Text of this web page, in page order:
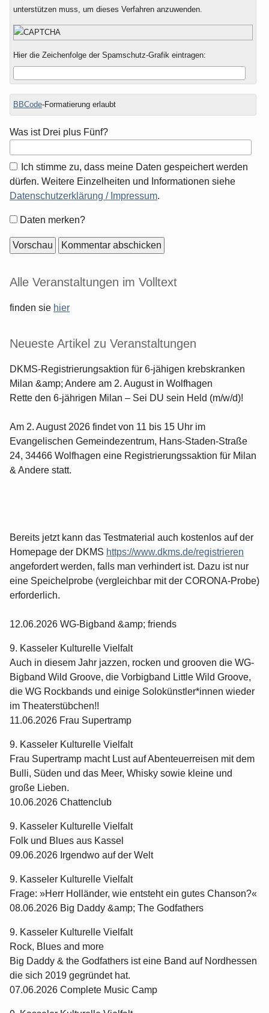
unterstützen muss, um dieses Verfahren anzuwenden.
Hier die Zeichenfolge der Spamschutz-Grafik eintragen:
BBCode-Formatierung erlaubt
Was ist Drei plus Fünf?
Ich stimme zu, dass meine Daten gespeichert werden
dürfen. Weitere Einzelheiten und Informationen siehe
Datenschutzerklärung / Impressum.
Formular-
Daten merken?
Seitenleiste
Alle Veranstaltungen im Volltext
finden sie hier
Neueste Artikel zu Veranstaltungen
DKMS-Registrierungsaktion für 6-jähigen krebskranken
Milan &amp; Andere am 2. August in Wolfhagen
Rette den 6-jährigen Milan – Sei DU sein Held (m/w/d)!
Am 2. August 2026 findet von 11 bis 15 Uhr im
Evangelischen Gemeindezentrum, Hans-Staden-Straße
24, 34466 Wolfhagen eine Registrierungssaktion für Milan
& Andere statt.
Bereits jetzt kann das Testmaterial auch kostenlos auf der
Homepage der DKMS https://www.dkms.de/registrieren
angefordert werden, falls man verhindert ist. Dazu ist nur
eine Speichelprobe (vergleichbar mit der CORONA-Probe)
erforderlich.
12.06.2026 WG-Bigband &amp; friends
9. Kasseler Kulturelle Vielfalt
Auch in diesem Jahr jazzen, rocken und grooven die WG-
Bigband Wild Groove, die Vorbigband Little Wild Groove,
die WG Rockbands und einige Solokünstler*innen wieder
im Theaterstübchen!!
11.06.2026 Frau Supertramp
9. Kasseler Kulturelle Vielfalt
Frau Supertramp macht Lust auf Abenteuerreisen mit dem
Bulli, Süden und das Meer, Whisky sowie kleine und
große Lieben.
10.06.2026 Chattenclub
9. Kasseler Kulturelle Vielfalt
Folk und Blues aus Kassel
09.06.2026 Irgendwo auf der Welt
9. Kasseler Kulturelle Vielfalt
Frage: »Herr Holländer, wie entsteht ein gutes Chanson?«
08.06.2026 Big Daddy &amp; The Godfathers
9. Kasseler Kulturelle Vielfalt
Rock, Blues and more
Big Daddy & the Godfathers ist eine Band auf Nordhessen
die sich 2019 gegründet hat.
07.06.2026 Complete Music Camp